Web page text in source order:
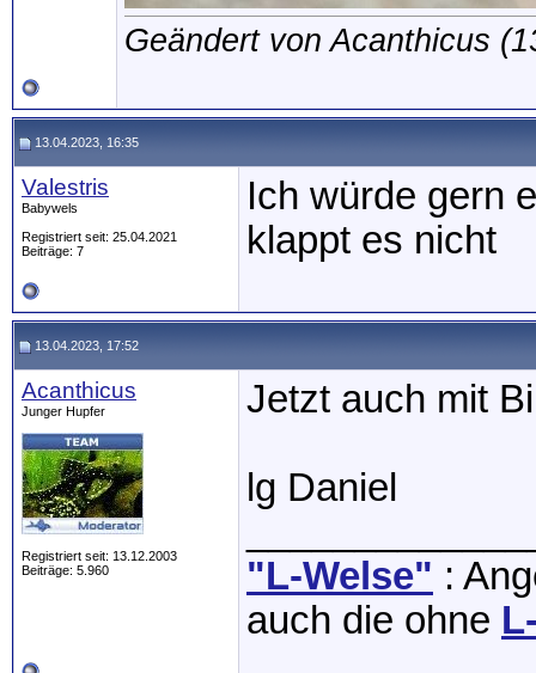
Geändert von Acanthicus
13.04.2023, 16:35
Valestris
Babywels
Registriert seit: 25.04.2021
Beiträge: 7
Ich würde gern
klappt es nicht
13.04.2023, 17:52
Acanthicus
Junger Hupfer
Registriert seit: 13.12.2003
Beiträge: 5.960
Jetzt auch mit
lg Daniel
"L-Welse" :
auch die ohne